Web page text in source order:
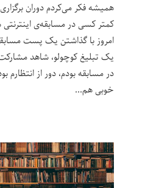
همیشه فکر می‌کردم دوران
کمتر کسی در مسابقه‌ی
امروز با گذاشتن یک پست
یک تبلیغ کوچولو، شاهد
در مسابقه بودم، دور از انتظارم
خوبی هم